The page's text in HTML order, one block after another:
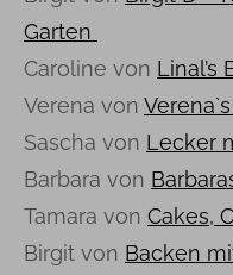
Garten
Caroline von Linal’s
Verena von
Sascha von Lecker
Barbara von
Tamara von Cakes,
Birgit von Backen